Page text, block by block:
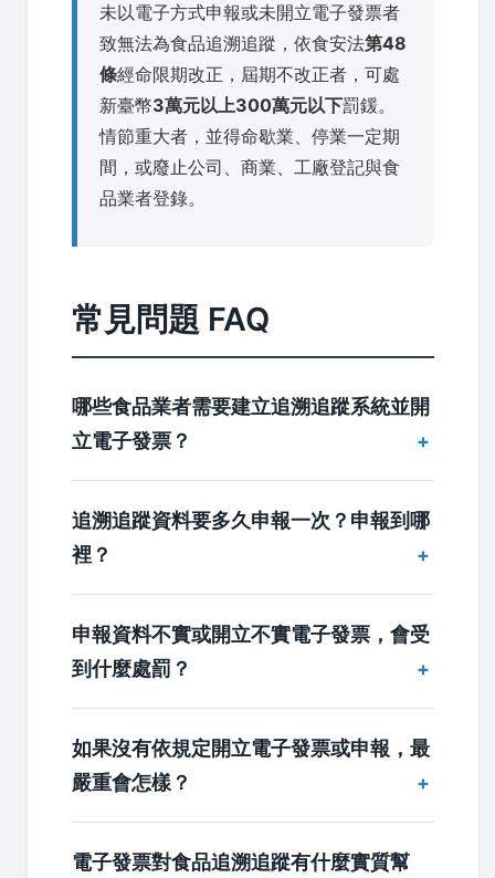
未以電子方式申報或未開立電子發票者
致無法為食品追溯追蹤，依食安法第48
條經命限期改正，屆期不改正者，可處
新臺幣3萬元以上300萬元以下罰鍰。
情節重大者，並得命歇業、停業一定期
間，或廢止公司、商業、工廠登記與食
品業者登錄。
常見問題 FAQ
哪些食品業者需要建立追溯追蹤系統並開
立電子發票？
追溯追蹤資料要多久申報一次？申報到哪
裡？
申報資料不實或開立不實電子發票，會受
到什麼處罰？
如果沒有依規定開立電子發票或申報，最
嚴重會怎樣？
電子發票對食品追溯追蹤有什麼實質幫